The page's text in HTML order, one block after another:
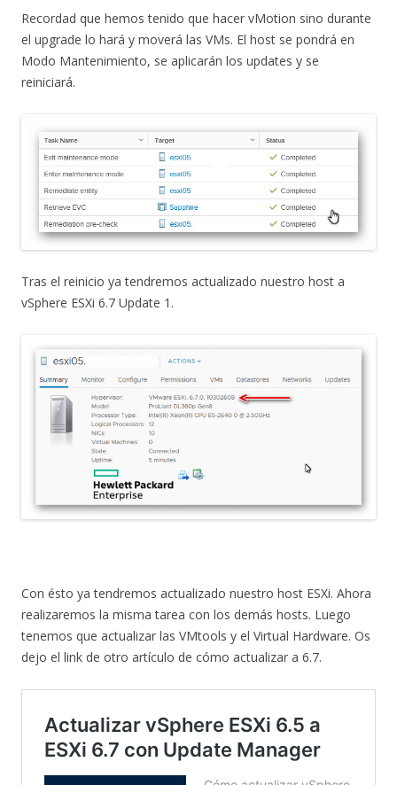
Recordad que hemos tenido que hacer vMotion sino durante
el upgrade lo hará y moverá las VMs. El host se pondrá en
Modo Mantenimiento, se aplicarán los updates y se
reiniciará.
Tras el reinicio ya tendremos actualizado nuestro host a
vSphere ESXi 6.7 Update 1.
Con ésto ya tendremos actualizado nuestro host ESXi. Ahora
realizaremos la misma tarea con los demás hosts. Luego
tenemos que actualizar las VMtools y el Virtual Hardware. Os
dejo el link de otro artículo de cómo actualizar a 6.7.